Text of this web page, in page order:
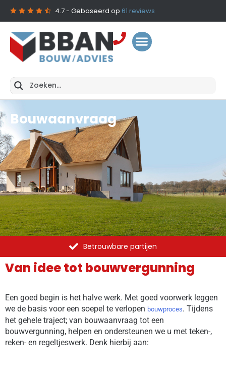
4.7- Gebaseerd op 61 reviews
Bouwaanvraag
Betrouwbare partijen
Van idee tot bouwvergunning
Een goed begin is het halve werk. Met goed voorwerk leggen
we de basis voor een soepel te verlopen bouwproces. Tijdens
het gehele traject; van bouwaanvraag tot een
bouwvergunning, helpen en ondersteunen we u met teken-,
reken- en regeltjeswerk. Denk hierbij aan: